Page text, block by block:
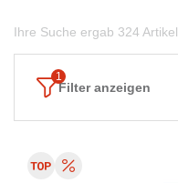
Ihre Suche ergab 324 Artikel
Filter anzeigen